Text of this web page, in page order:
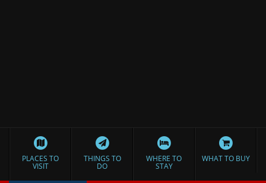
PLACES TO
VISIT
THINGS TO
DO
WHERE TO
STAY
WHAT TO BUY